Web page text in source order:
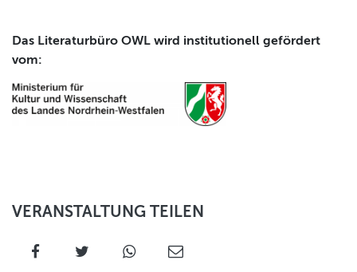
Das Literaturbüro OWL wird institutionell gefördert
vom:
VERANSTALTUNG TEILEN